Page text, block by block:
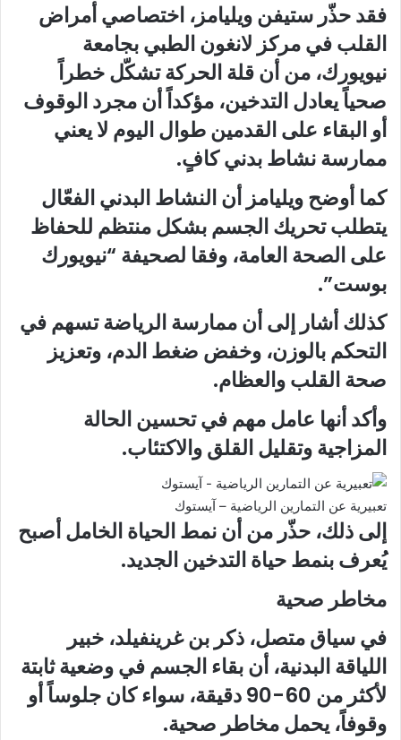
فقد حذّر ستيفن ويليامز، اختصاصي أمراض
القلب في مركز لانغون الطبي بجامعة
نيويورك، من أن قلة الحركة تشكّل خطراً
صحياً يعادل التدخين، مؤكداً أن مجرد الوقوف
أو البقاء على القدمين طوال اليوم لا يعني
ممارسة نشاط بدني كافٍ.
كما أوضح ويليامز أن النشاط البدني الفعّال
يتطلب تحريك الجسم بشكل منتظم للحفاظ
على الصحة العامة، وفقا لصحيفة “نيويورك
بوست”.
كذلك أشار إلى أن ممارسة الرياضة تسهم في
التحكم بالوزن، وخفض ضغط الدم، وتعزيز
صحة القلب والعظام.
وأكد أنها عامل مهم في تحسين الحالة
المزاجية وتقليل القلق والاكتئاب.
تعبيرية عن التمارين الرياضية – آيستوك
إلى ذلك، حذّر من أن نمط الحياة الخامل أصبح
يُعرف بنمط حياة التدخين الجديد.
مخاطر صحية
في سياق متصل، ذكر بن غرينفيلد، خبير
اللياقة البدنية، أن بقاء الجسم في وضعية ثابتة
لأكثر من 60-90 دقيقة، سواء كان جلوساً أو
وقوفاً، يحمل مخاطر صحية.